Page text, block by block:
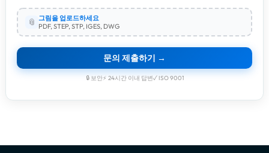
📎 그림을 업로드하세요
PDF, STEP, STP, IGES, DWG
문의 제출하기 →
🔒 보안⚡ 24시간 이내 답변✓ ISO 9001